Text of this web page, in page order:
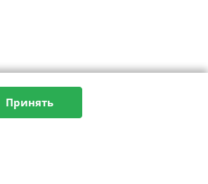
Принять